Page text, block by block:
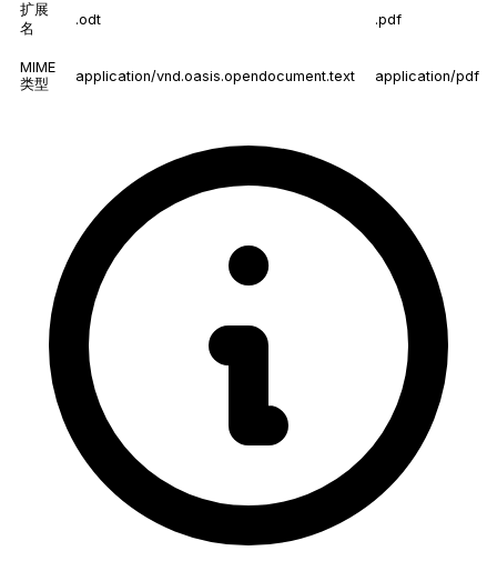
扩展
名
.odt .pdf
MIME
类型
application/vnd.oasis.opendocument.text application/pdf